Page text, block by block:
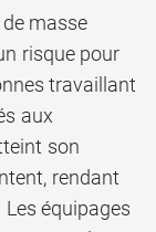
masse
risque pour
travaillant
aux
son
rendant
équipages